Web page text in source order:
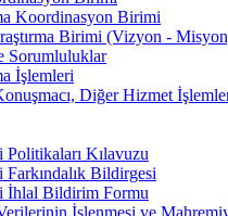
Koordinasyon Birimi
Birimi (Vizyon -
Sorumluluklar
İşlemleri
Diğer Hizmet
Kılavuzu
Bildirgesi
İhlal Bildirim Formu
İşlenmesi ve